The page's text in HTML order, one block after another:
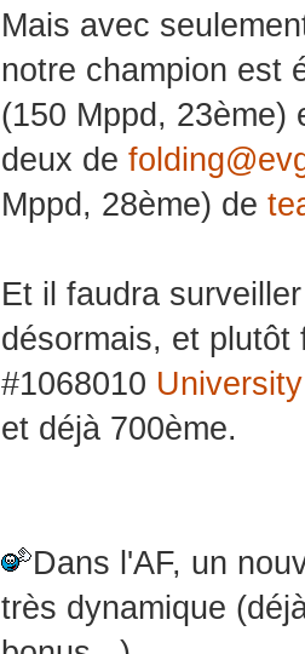
Mais avec
notre champion est
(150 Mppd, 23ème)
deux de
Mppd, 28ème) de
Et il faudra
désormais, et plutôt
#1068010
et déjà 700ème.
Dans l'AF, un
très dynamique